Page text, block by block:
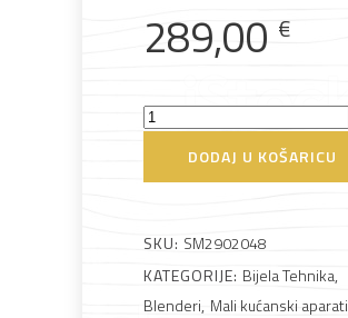
lakovi materijali
Metalna
galanterija
ElektromaterijalVijčana
roba
289,00 €
Smeg
DODAJ U KOŠARICU
SKU: SM2902048
KATEGORIJE: Bijela Tehnika,
Blenderi, Mali kućanski aparati